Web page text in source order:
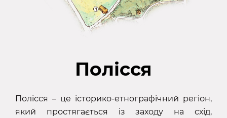
Полісся
Полісся – це історико-етнографічний регіон,
який простягається із заходу на схід,